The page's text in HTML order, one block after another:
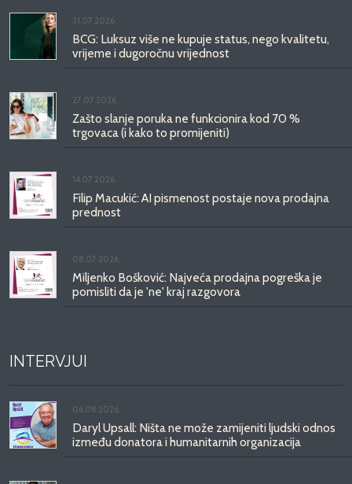
31.07.2026.
BCG: Luksuz više ne kupuje status, nego kvalitetu,
vrijeme i dugoročnu vrijednost
27.07.2026.
Zašto slanje poruka ne funkcionira kod 70 %
trgovaca (i kako to promijeniti)
14.07.2026.
Filip Macukić: AI pismenost postaje nova prodajna
prednost
08.07.2026.
Miljenko Bošković: Najveća prodajna pogreška je
pomisliti da je 'ne' kraj razgovora
INTERVJUI
06.08.2026.
Daryl Upsall: Ništa ne može zamijeniti ljudski odnos
između donatora i humanitarnih organizacija